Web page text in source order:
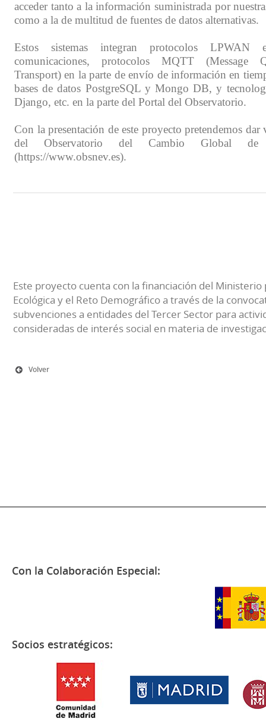
acceder tanto a la información suministrada por
como a la de multitud de fuentes de datos alternativas.
Estos sistemas integran protocolos
comunicaciones, protocolos MQTT (Message
Transport) en la parte de envío de información en
bases de datos PostgreSQL y Mongo DB, y
Django, etc. en la parte del Portal del Observatorio.
Con la presentación de este proyecto pretendemos
del Observatorio del Cambio Global de
(https://www.obsnev.es).
Este proyecto cuenta con la financiación del Ministerio
Ecológica y el Reto Demográfico a través de la
subvenciones a entidades del Tercer Sector para
consideradas de interés social en materia de
Volver
Con la Colaboración Especial:
Socios estratégicos: